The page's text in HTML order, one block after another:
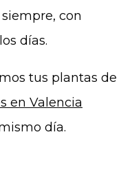
con
días.
tus plantas de
en Valencia
día.